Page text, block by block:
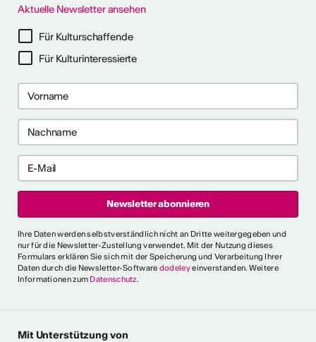
2027 in Prag
bis 28. April 2027) ist ein 10-
für Recherche-,
Es bietet
kollektive Begleitung und
10. September
choreografische
urbaner Tanz
Espace Culture
des Concorde
Aktuelle Newsletter ansehen
Für Kulturschaffende
Für Kulturinteressierte
Ihre Daten werden selbstverständlich nicht an Dritte weitergegeben und
nur für die Newsletter-Zustellung verwendet. Mit der Nutzung dieses
Formulars erklären Sie sich mit der Speicherung und Verarbeitung Ihrer
Daten durch die Newsletter-Software dodeleyeinverstanden. Weitere
Informationen zum Datenschutz.
Mit Unterstützung von